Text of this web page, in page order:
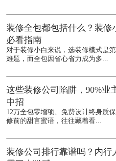
装修全包都包括什么？装修
必看指南
对于装修小白来说，选装修模式是
难题，而全包因省心省力成为多...
这些装修公司陷阱，90%业
中招
12万全包零增项、免费设计终身质
修前的甜言蜜语，往往藏着看...
装修公司排行靠谱吗？内行